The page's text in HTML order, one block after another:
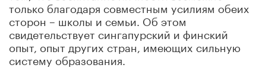
только благодаря совместным усилиям обеих
сторон – школы и семьи. Об этом
свидетельствует сингапурский и финский
опыт, опыт других стран, имеющих сильную
систему образования.